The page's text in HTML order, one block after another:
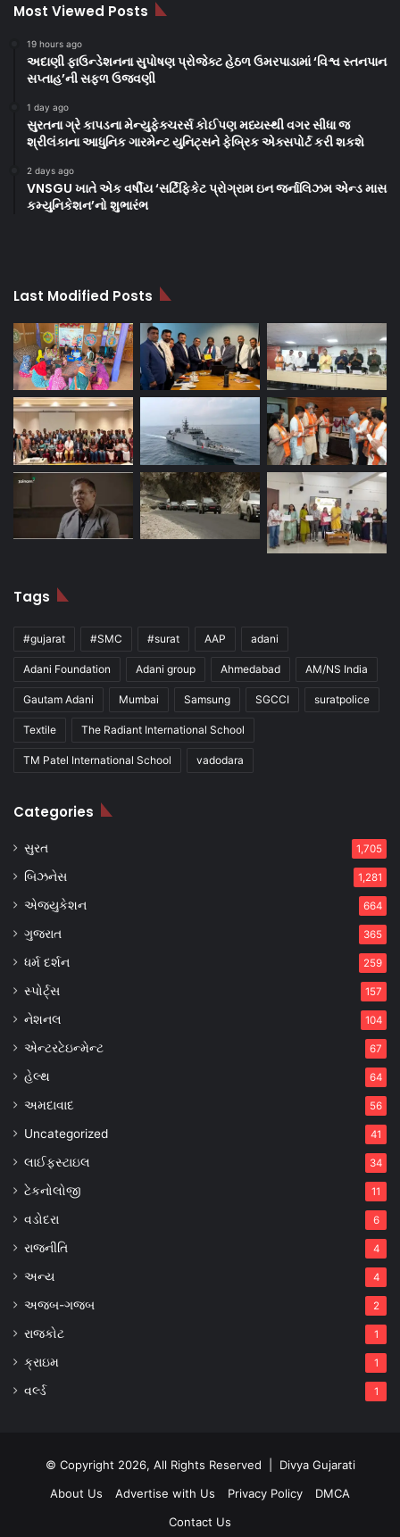
Most Viewed Posts
19 hours ago
અદાણી ફાઉન્ડેશનના સુપોષણ પ્રોજેક્ટ હેઠળ ઉમરપાડામાં ‘વિશ્વ સ્તનપાન
સપ્તાહ’ની સફળ ઉજવણી
1 day ago
સુરતના ગ્રે કાપડના મેન્યુફેક્ચરર્સ કોઈપણ મધ્યસ્થી વગર સીધા જ
શ્રીલંકાના આધુનિક ગારમેન્ટ યુનિટ્સને ફેબ્રિક એક્સપોર્ટ કરી શકશે
2 days ago
VNSGU ખાતે એક વર્ષીય ‘સર્ટિફિકેટ પ્રોગ્રામ ઇન જર્નાલિઝમ એન્ડ માસ
કમ્યુનિકેશન’નો શુભારંભ
Last Modified Posts
Tags
#gujarat #SMC #surat AAP adani
Adani Foundation Adani group Ahmedabad AM/NS India
Gautam Adani Mumbai Samsung SGCCI suratpolice
Textile The Radiant International School
TM Patel International School vadodara
Categories
સુરત 1,705
બિઝનેસ 1,281
એજ્યુકેશન 664
ગુજરાત 365
ધર્મ દર્શન 259
સ્પોર્ટ્સ 157
નેશનલ 104
એન્ટરટેઇન્મેન્ટ 67
હેલ્થ 64
અમદાવાદ 56
Uncategorized 41
લાઈફસ્ટાઇલ 34
ટેકનોલોજી 11
વડોદરા 6
રાજનીતિ 4
અન્ય 4
અજબ-ગજબ 2
રાજકોટ 1
ક્રાઇમ 1
વર્લ્ડ 1
© Copyright 2026, All Rights Reserved | Divya Gujarati
About Us
Advertise with Us Privacy Policy
DMCA
Contact Us